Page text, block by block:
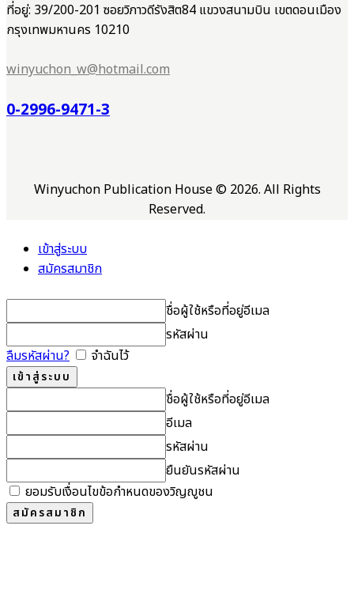
ที่อยู่: 39/200-201 ซอยวิภาวดีรังสิต84 แขวงสนามบิน เขตดอนเมือง
กรุงเทพมหานคร 10210
winyuchon_w@hotmail.com
0-2996-9471-3
Winyuchon Publication House © 2026. All Rights
Reserved.
เข้าสู่ระบบ
สมัครสมาชิก
ชื่อผู้ใช้หรือที่อยู่อีเมล
รหัสผ่าน
ลืมรหัสผ่าน?
จำฉันไว้
ชื่อผู้ใช้หรือที่อยู่อีเมล
อีเมล
รหัสผ่าน
ยืนยันรหัสผ่าน
ยอมรับเงื่อนไขข้อกำหนดของวิญญูชน